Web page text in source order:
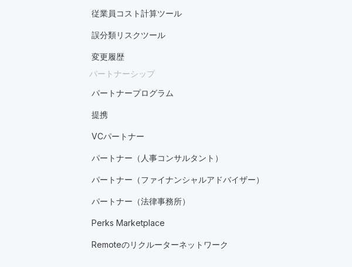
従業員コスト計算ツール
誤分類リスクツール
変更履歴
パートナーシップ
パートナープログラム
提携
VCパートナー
パートナー（人事コンサルタント）
パートナー（ファイナンシャルアドバイザー）
パートナー（法律事務所）
Perks Marketplace
Remoteのリクルーターネットワーク